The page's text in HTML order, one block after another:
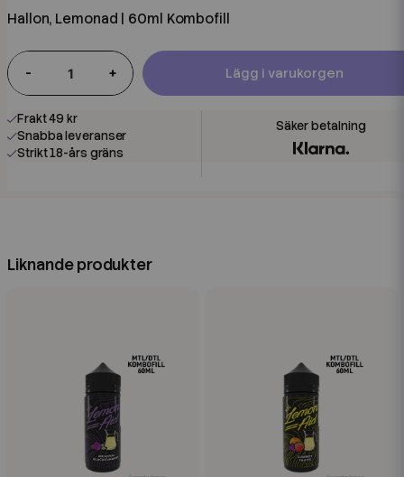
Hallon, Lemonad | 60ml Kombofill
- + Lägg i varukorgen
Frakt 49 kr
Snabba leveranser
Strikt 18-års gräns
Liknande produkter